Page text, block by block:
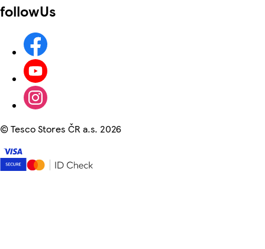
followUs
©Tesco Stores ČR a.s. 2026